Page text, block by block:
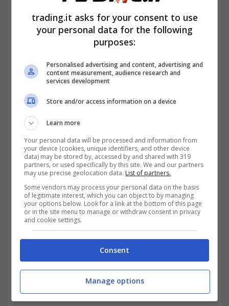
qualcosa da tenere a mente.
trading.it asks for your consent to use
your personal data for the following
purposes:
Personalised advertising and content, advertising and
content measurement, audience research and
services development
Store and/or access information on a device
Learn more
Your personal data will be processed and information from
your device (cookies, unique identifiers, and other device
data) may be stored by, accessed by and shared with 319
partners, or used specifically by this site. We and our partners
may use precise geolocation data. List of partners.
Some vendors may process your personal data on the basis
of legitimate interest, which you can object to by managing
your options below. Look for a link at the bottom of this page
or in the site menu to manage or withdraw consent in privacy
and cookie settings.
Consent
Manage options